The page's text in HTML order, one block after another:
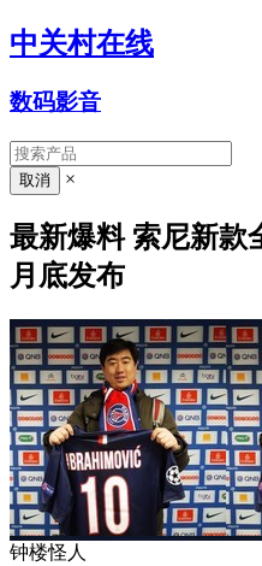
中关村在线
数码影音
×
最新爆料 索尼新款
月底发布
钟楼怪人